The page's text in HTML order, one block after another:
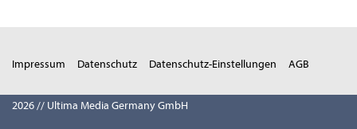
Impressum Datenschutz Datenschutz-Einstellungen AGB
2026 // Ultima Media Germany GmbH